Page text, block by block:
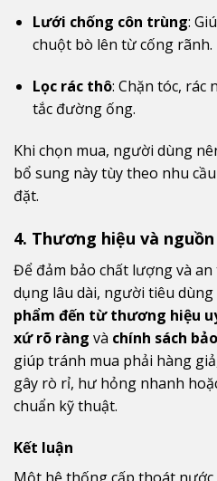
Lưới chống côn trùng:
chuột bò lên từ cống rãnh.
Lọc rác thô: Chặn tóc, rác
tắc đường ống.
Khi chọn mua, người dùng
bổ sung này tùy theo nhu
đặt.
4. Thương hiệu và
Để đảm bảo chất lượng và
dụng lâu dài, người tiêu
phẩm đến từ thương hiệu
xứ rõ ràng và chính sách
giúp tránh mua phải hàng
gây rò rỉ, hư hỏng nhanh
chuẩn kỹ thuật.
Kết luận